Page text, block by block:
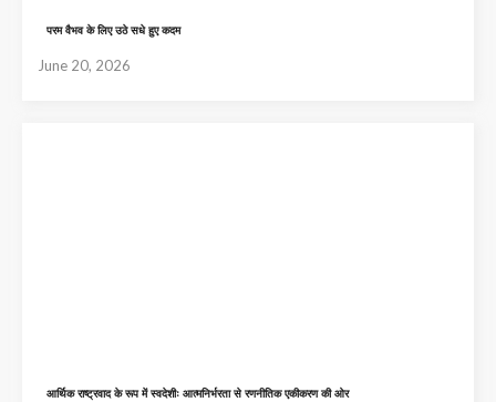
परम वैभव के लिए उठे सधे हुए कदम
June 20, 2026
आर्थिक राष्ट्रवाद के रूप में स्वदेशीः आत्मनिर्भरता से रणनीतिक एकीकरण की ओर